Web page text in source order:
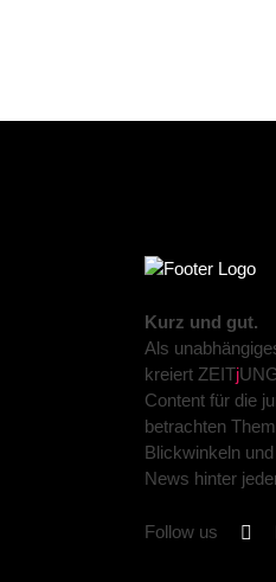
Kurz und gut.
Als
kreiert ZEITj
Content für die
betrachten
Blickwinkeln
News hinter
Follow us